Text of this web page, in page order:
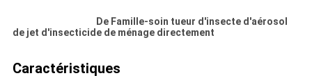
De Famille-soin tueur d'insecte d'aérosol
de jet d'insecticide de ménage directement
Caractéristiques